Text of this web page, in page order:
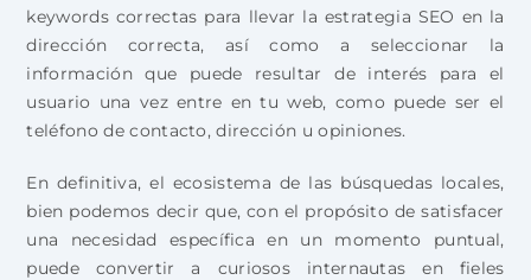
keywords correctas para llevar la estrategia SEO en la
dirección correcta, así como a seleccionar la
información que puede resultar de interés para el
usuario una vez entre en tu web, como puede ser el
teléfono de contacto, dirección u opiniones.
En definitiva, el ecosistema de las búsquedas locales,
bien podemos decir que, con el propósito de satisfacer
una necesidad específica en un momento puntual,
puede convertir a curiosos internautas en fieles